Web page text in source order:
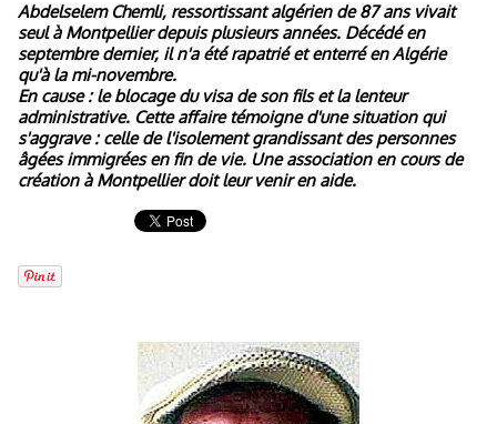
Abdelselem Chemli, ressortissant algérien de 87 ans vivait
seul à Montpellier depuis plusieurs années. Décédé en
septembre dernier, il n'a été rapatrié et enterré en Algérie
qu'à la mi-novembre.
En cause : le blocage du visa de son fils et la lenteur
administrative. Cette affaire témoigne d'une situation qui
s'aggrave : celle de l'isolement grandissant des personnes
âgées immigrées en fin de vie. Une association en cours de
création à Montpellier doit leur venir en aide.